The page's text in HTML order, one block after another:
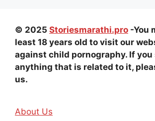
© 2025 Storiesmarathi.pro -You
least 18 years old to visit our
against child pornography. If you
anything that is related to it,
us.
About Us